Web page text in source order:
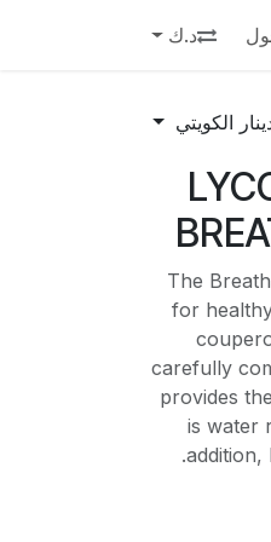
د.ك
الكويتي
The
for
carefully
provides
is water
addition,